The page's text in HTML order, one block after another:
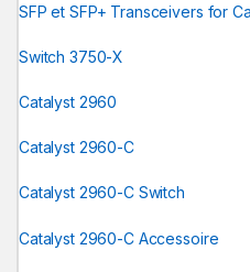
SFP et SFP+ Transceivers for
Switch 3750-X
Catalyst 2960
Catalyst 2960-C
Catalyst 2960-C Switch
Catalyst 2960-C Accessoire